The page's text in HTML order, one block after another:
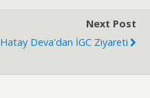
Next Post
Hatay Deva'dan İGC Ziyareti